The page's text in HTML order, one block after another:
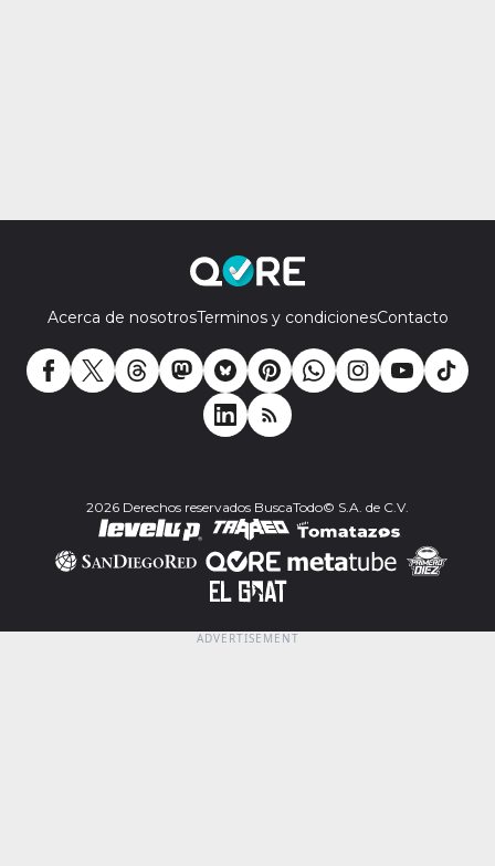
Acerca de nosotrosTerminos y condicionesContacto
2026 Derechos reservados BuscaTodo© S.A. de C.V.